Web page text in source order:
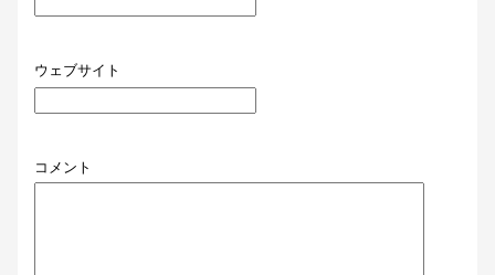
ウェブサイト
コメント